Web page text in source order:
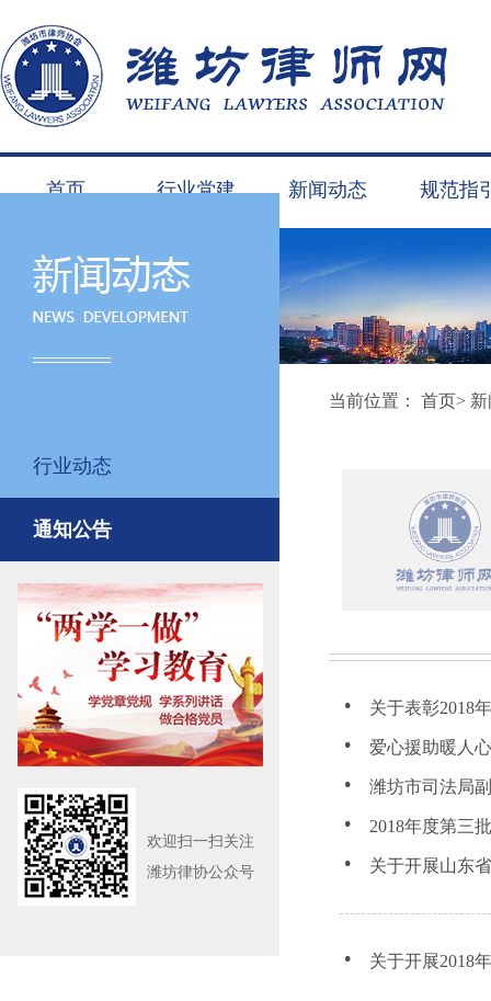
首页 行业党建 新闻动态 规范指
行业动态
通知公告
欢迎扫一扫关注
潍坊律协公众号
当前位置： 首页>
关于表彰2018
爱心援助暖人
潍坊市司法局
2018年度第三
关于开展山东
关于开展2018